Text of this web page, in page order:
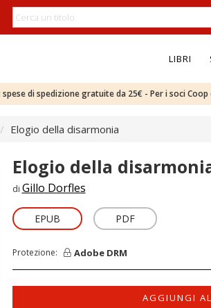
LIBRI
di spedizione gratuite da 25€ - Per i soci
Elogio della disarmonia
Elogio della
di Gillo Dorfles
EPUB PDF
Protezione: Adobe DRM
AGGIUNGI